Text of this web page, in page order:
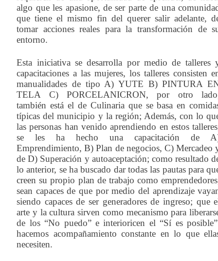
algo que les apasione, de ser parte de una
que tiene el mismo fin del querer salir adelante,
tomar acciones reales para la transformación de
entorno.
Esta iniciativa se desarrolla por medio de talleres
capacitaciones a las mujeres, los talleres consisten
manualidades de tipo A) YUTE B) PINTURA
TELA C) PORCELANICRON, por otro
también está el de Culinaria que se basa en
típicas del municipio y la región; Además, con lo
las personas han venido aprendiendo en estos
se les ha hecho una capacitación de
Emprendimiento, B) Plan de negocios, C) Mercadeo
de D) Superación y autoaceptación; como resultado
lo anterior, se ha buscado dar todas las pautas para
creen su propio plan de trabajo como
sean capaces de que por medio del aprendizaje
siendo capaces de ser generadores de ingreso; que
arte y la cultura sirven como mecanismo para
de los “No puedo” e interioricen el “Sí es
hacemos acompañamiento constante en lo que
necesiten.